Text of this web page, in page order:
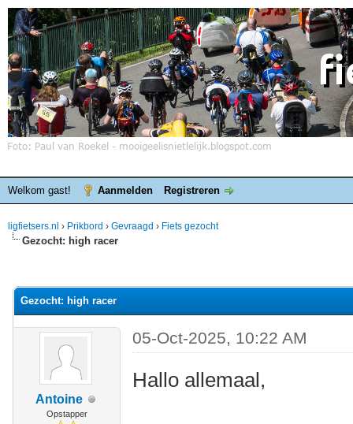
Welkom gast! Aanmelden Registreren
ligfietsers.nl › Prikbord › Gevraagd › Fiets gezocht
Gezocht: high racer
Gezocht: high racer
Antoine
Opstapper
05-Oct-2025, 10:22 AM
Hallo allemaal,